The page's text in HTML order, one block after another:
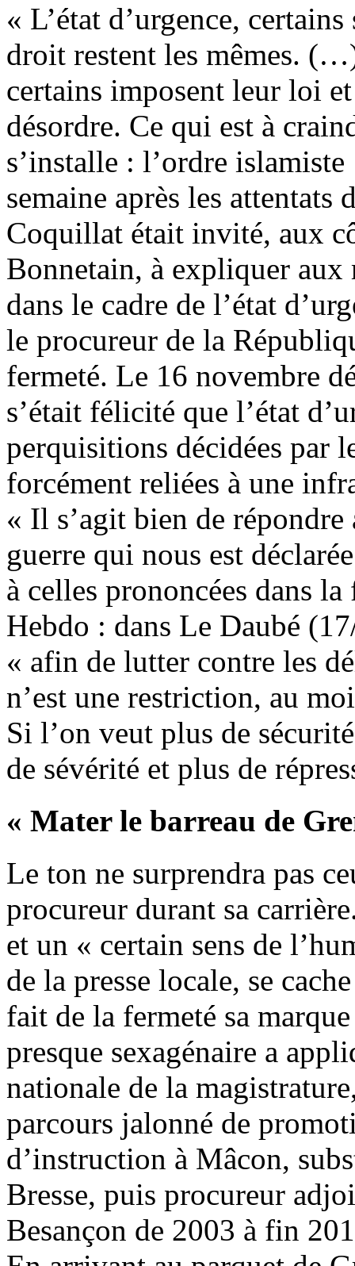
« L’état d’urgence,
droit restent les mêmes.
certains imposent leur loi
désordre. Ce qui est à
s’installe : l’ordre
semaine après les attentats
Coquillat était invité, aux
Bonnetain, à expliquer aux
dans le cadre de l’état
le procureur de la
fermeté. Le 16 novembre
s’était félicité que l’état
perquisitions décidées par
forcément reliées à une
« Il s’agit bien de
guerre qui nous est
à celles prononcées dans
Hebdo : dans Le Daubé
« afin de lutter contre les
n’est une restriction, au
Si l’on veut plus de
de sévérité et plus de
« Mater le barreau de
Le ton ne surprendra pas
procureur durant sa
et un « certain sens de
de la presse locale, se
fait de la fermeté sa
presque sexagénaire a
nationale de la
parcours jalonné de
d’instruction à Mâcon,
Bresse, puis procureur
Besançon de 2003 à fin